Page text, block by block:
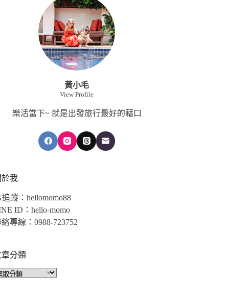
黃小毛
View Profile
樂活當下~ 就是出發旅行最好的藉口
於我
追蹤：hellomomo88
ID：hello-momo
專線：0988-723752
分類